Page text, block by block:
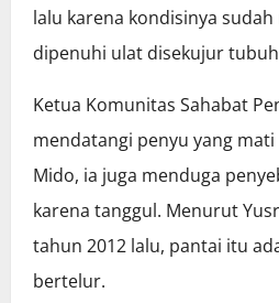
lalu karena kondisinya
dipenuhi ulat disekujur
Ketua Komunitas Sahabat
mendatangi penyu yang
Mido, ia juga menduga
karena tanggul. Menurut
tahun 2012 lalu, pantai itu
bertelur.